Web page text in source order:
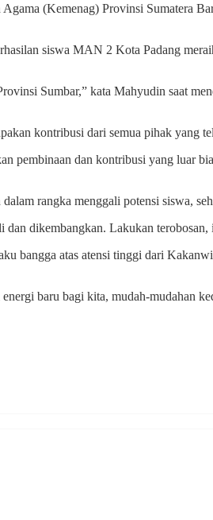
(Kemenag) Provinsi Sumatera
siswa MAN 2 Kota Padang
Sumbar,” kata Mahyudin saat
kontribusi dari semua pihak yang
pembinaan dan kontribusi yang luar
rangka menggali potensi siswa,
dikembangkan. Lakukan
bangga atas atensi tinggi dari
baru bagi kita, mudah-mudahan